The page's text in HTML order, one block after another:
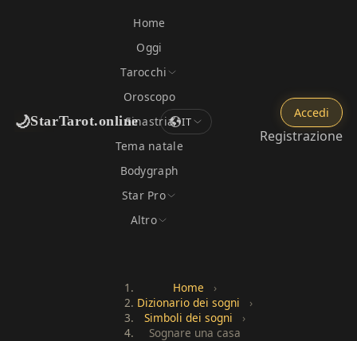
🌙StarTarot.online
Home
Oggi
Tarocchi
Oroscopo
Sinastria
Tema natale
Bodygraph
Star Pro
Altro
IT
Accedi
Registrazione
Home
›
Dizionario dei sogni
›
Simboli dei sogni
›
Sognare una casa